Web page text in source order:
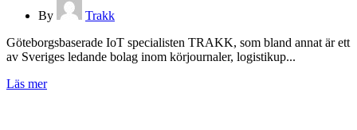
By
Trakk
Göteborgsbaserade IoT specialisten TRAKK, som bland annat är ett
av Sveriges ledande bolag inom körjournaler, logistikup...
Läs mer